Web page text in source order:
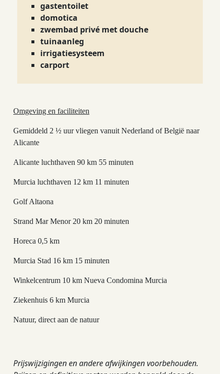
gastentoilet
domotica
zwembad privé met douche
tuinaanleg
irrigatiesysteem
carport
Omgeving en faciliteiten
Gemiddeld 2 ½ uur vliegen vanuit Nederland of België naar
Alicante
Alicante luchthaven 90 km 55 minuten
Murcia luchthaven 12 km 11 minuten
Golf Altaona
Strand Mar Menor 20 km 20 minuten
Horeca 0,5 km
Murcia Stad 16 km 15 minuten
Winkelcentrum 10 km Nueva Condomina Murcia
Ziekenhuis 6 km Murcia
Natuur, direct aan de natuur
Prijswijzigingen en andere afwijkingen voorbehouden.